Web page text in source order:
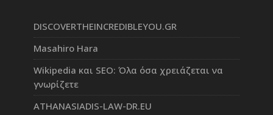
DISCOVERTHEINCREDIBLEYOU.GR
Masahiro Hara
Wikipedia και SEO: Όλα όσα χρειάζεται να
γνωρίζετε
ATHANASIADIS-LAW-DR.EU